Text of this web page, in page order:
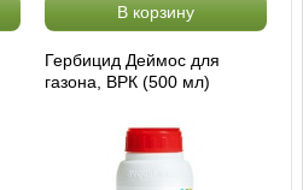
В корзину
Гербицид Деймос для
газона, ВРК (500 мл)